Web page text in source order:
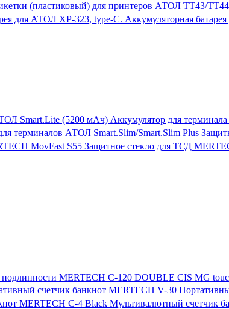
Аккумуляторная
Аккумулятор для
Защитное стекло для ТСД
Мультивалютный счетчик